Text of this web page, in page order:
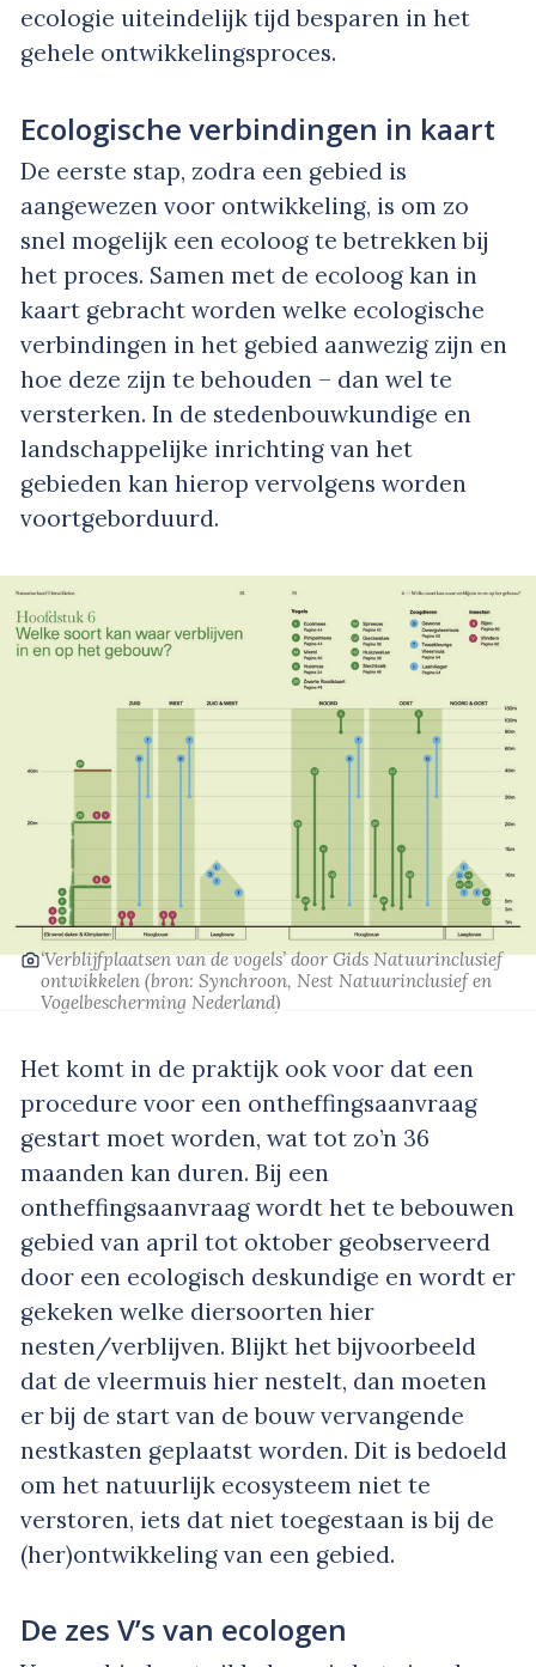
ecologie uiteindelijk tijd besparen in het
gehele ontwikkelingsproces.
Ecologische verbindingen in kaart
De eerste stap, zodra een gebied is
aangewezen voor ontwikkeling, is om zo
snel mogelijk een ecoloog te betrekken bij
het proces. Samen met de ecoloog kan in
kaart gebracht worden welke ecologische
verbindingen in het gebied aanwezig zijn en
hoe deze zijn te behouden – dan wel te
versterken. In de stedenbouwkundige en
landschappelijke inrichting van het
gebieden kan hierop vervolgens worden
voortgeborduurd.
‘Verblijfplaatsen van de vogels’door Gids Natuurinclusief
ontwikkelen (bron: Synchroon, Nest Natuurinclusief en
Vogelbescherming Nederland)
Het komt in de praktijk ook voor dat een
procedure voor een ontheffingsaanvraag
gestart moet worden, wat tot zo’n 36
maanden kan duren. Bij een
ontheffingsaanvraag wordt het te bebouwen
gebied van april tot oktober geobserveerd
door een ecologisch deskundige en wordt er
gekeken welke diersoorten hier
nesten/verblijven. Blijkt het bijvoorbeeld
dat de vleermuis hier nestelt, dan moeten
er bij de start van de bouw vervangende
nestkasten geplaatst worden. Dit is bedoeld
om het natuurlijk ecosysteem niet te
verstoren, iets dat niet toegestaan is bij de
(her)ontwikkeling van een gebied.
De zes V’s van ecologen